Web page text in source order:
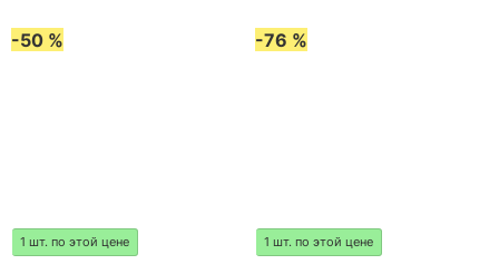
-50 %
1 шт. по этой цене
-76 %
1 шт. по этой цене